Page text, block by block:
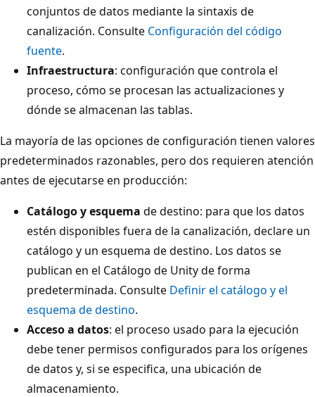
conjuntos de datos mediante la sintaxis de
canalización. Consulte Configuración del código
fuente.
Infraestructura: configuración que controla el
proceso, cómo se procesan las actualizaciones y
dónde se almacenan las tablas.
La mayoría de las opciones de configuración tienen valores
predeterminados razonables, pero dos requieren atención
antes de ejecutarse en producción:
Catálogo y esquema de destino: para que los datos
estén disponibles fuera de la canalización, declare un
catálogo y un esquema de destino. Los datos se
publican en el Catálogo de Unity de forma
predeterminada. Consulte Definir el catálogo y el
esquema de destino.
Acceso a datos: el proceso usado para la ejecución
debe tener permisos configurados para los orígenes
de datos y, si se especifica, una ubicación de
almacenamiento.